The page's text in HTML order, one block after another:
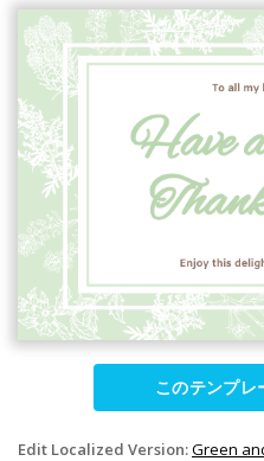
このテンプレ
Edit Localized Version:Green